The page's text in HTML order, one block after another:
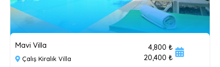
Mavi Villa
Çalış Kiralık Villa
4,800 ₺
20,400 ₺